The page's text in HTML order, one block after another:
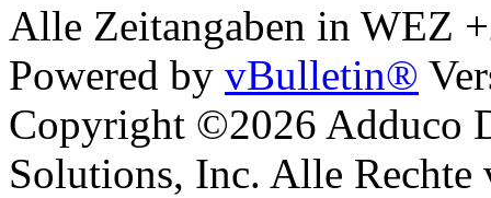
Alle Zeitangaben in WEZ
Powered by vBulletin®
Copyright ©2026 Adduco
Solutions, Inc. Alle Rechte